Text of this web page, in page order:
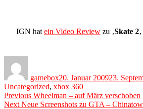
IGN hat ein Video Review zu ‚Skate 2
gamebox20. Januar 200923.
Uncategorized, xbox 360
Beitragsnavigation
Previous Previous
post:
Wheelman – auf März verschoben
Next Next
Neue Screenshots zu GTA –